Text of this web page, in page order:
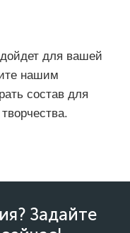
для вашей
нашим
состав для
Задайте